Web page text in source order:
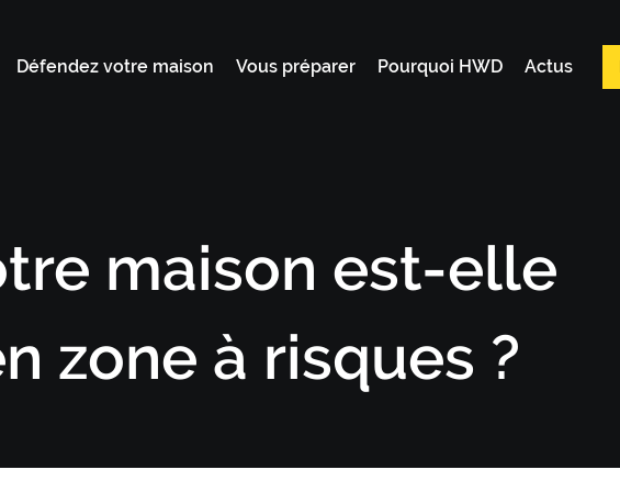
Défendez votre maison Vous préparer Pourquoi HWD Actus
maison est-elle
zone à risques ?